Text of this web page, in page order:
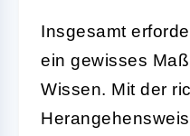
Insgesamt
ein gewisses
Wissen. Mit der